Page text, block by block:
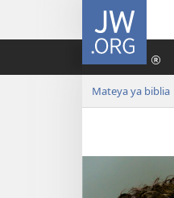
JW.ORG
Mateya ya biblia